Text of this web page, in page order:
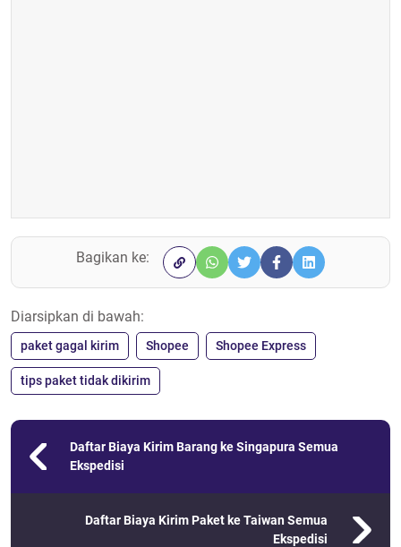
Bagikan ke:
Diarsipkan di bawah:
paket gagal kirim Shopee Shopee Express
tips paket tidak dikirim
Daftar Biaya Kirim Barang ke Singapura Semua
Ekspedisi
Daftar Biaya Kirim Paket ke Taiwan Semua
Ekspedisi